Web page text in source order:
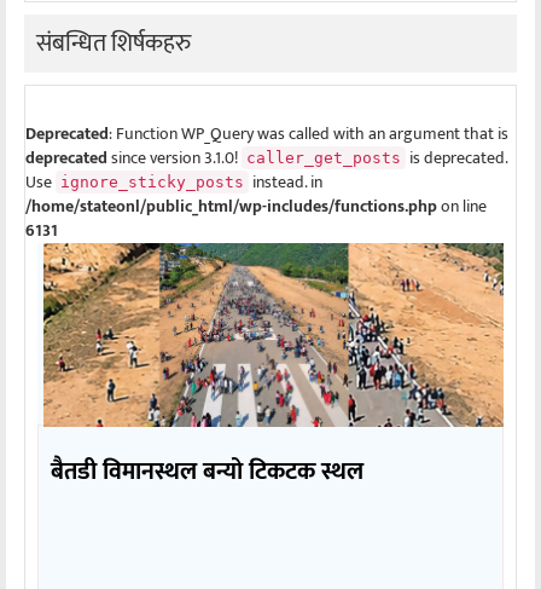
संबन्धित शिर्षकहरु
Deprecated: Function WP_Query was called with an argument that is
deprecatedsince version 3.1.0! caller_get_posts is deprecated.
Use ignore_sticky_posts instead. in
/home/stateonl/public_html/wp-includes/functions.phpon line
6131
बैतडी विमानस्थल बन्यो टिकटक स्थल